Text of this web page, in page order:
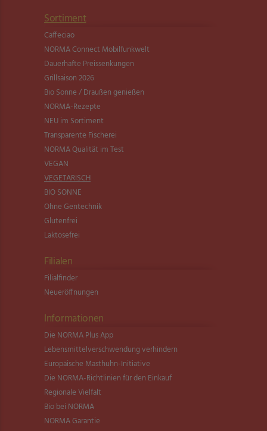
Sortiment
Caffeciao
NORMA Connect Mobilfunkwelt
Dauerhafte Preissenkungen
Grillsaison 2026
Bio Sonne / Draußen genießen
NORMA-Rezepte
NEU im Sortiment
Transparente Fischerei
NORMA Qualität im Test
VEGAN
VEGETARISCH
BIO SONNE
Ohne Gentechnik
Glutenfrei
Laktosefrei
Filialen
Filialfinder
Neueröffnungen
Informationen
Die NORMA Plus App
Lebensmittel­verschwendung verhindern
Europäische Masthuhn-Initiative
Die NORMA-Richtlinien für den Einkauf
Regionale Vielfalt
Bio bei NORMA
NORMA Garantie